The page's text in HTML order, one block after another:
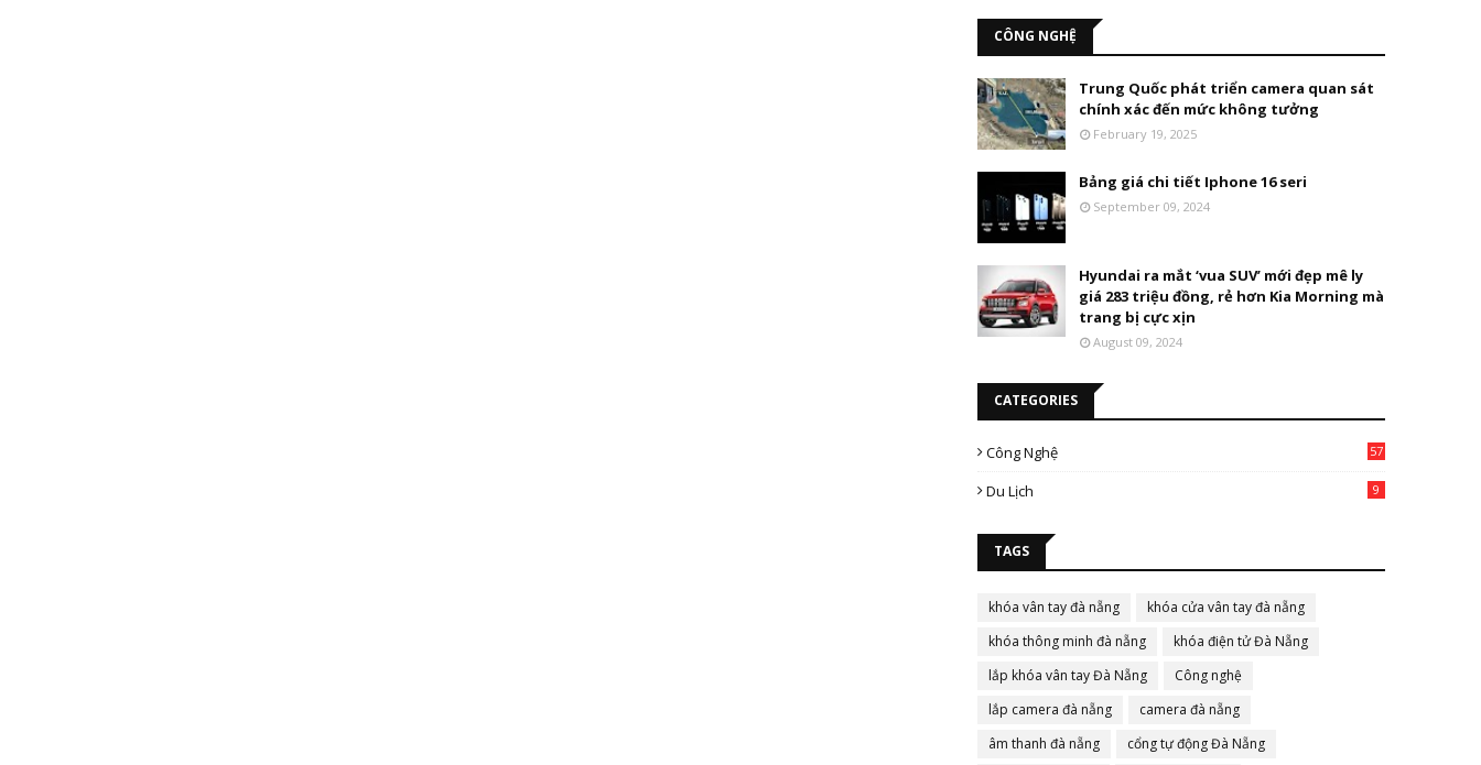
CÔNG NGHỆ
Trung Quốc phát triển camera quan sát
chính xác đến mức không tưởng
February 19, 2025
Bảng giá chi tiết Iphone 16 seri
September 09, 2024
Hyundai ra mắt ‘vua SUV’ mới đẹp mê ly
giá 283 triệu đồng, rẻ hơn Kia Morning mà
trang bị cực xịn
August 09, 2024
CATEGORIES
Công Nghệ 57
Du Lịch 9
TAGS
khóa vân tay đà nẵng
khóa cửa vân tay đà nẵng
khóa thông minh đà nẵng
khóa điện tử Đà Nẵng
lắp khóa vân tay Đà Nẵng
Công nghệ
lắp camera đà nẵng
camera đà nẵng
âm thanh đà nẵng
cổng tự động Đà Nẵng